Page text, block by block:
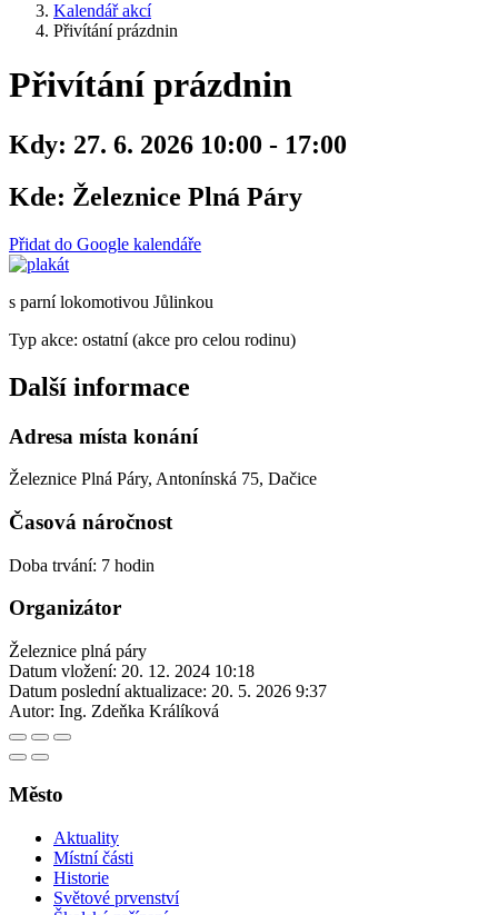
Kalendář akcí
Přivítání prázdnin
Přivítání prázdnin
Kdy: 27. 6. 2026 10:00 - 17:00
Kde: Železnice Plná Páry
Přidat do Google kalendáře
s parní lokomotivou Jůlinkou
Typ akce: ostatní (akce pro celou rodinu)
Další informace
Adresa místa konání
Železnice Plná Páry, Antonínská 75, Dačice
Časová náročnost
Doba trvání: 7 hodin
Organizátor
Železnice plná páry
Datum vložení: 20. 12. 2024 10:18
Datum poslední aktualizace: 20. 5. 2026 9:37
Autor: Ing. Zdeňka Králíková
Město
Aktuality
Místní části
Historie
Světové prvenství